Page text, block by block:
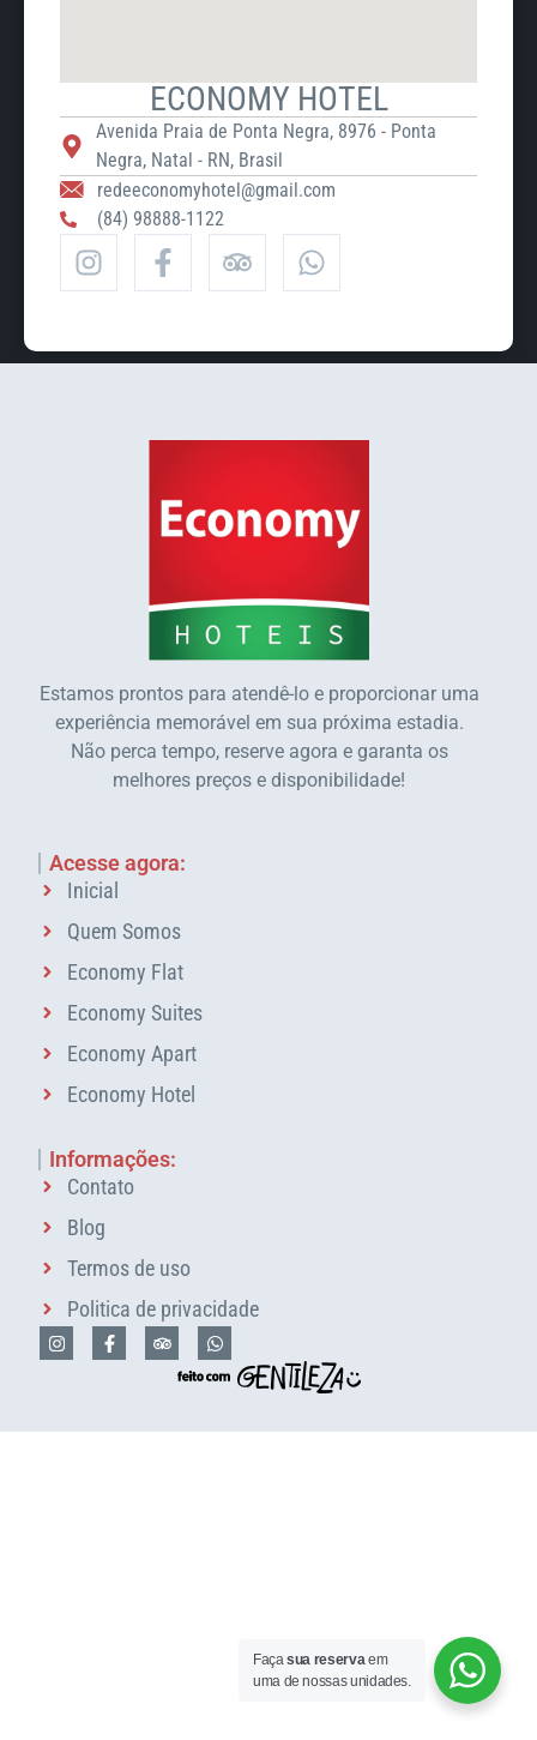
ECONOMY HOTEL
Avenida Praia de Ponta Negra, 8976 - Ponta
Negra, Natal - RN, Brasil
redeeconomyhotel@gmail.com
(84) 98888-1122
Estamos prontos para atendê-lo e proporcionar uma
experiência memorável em sua próxima estadia.
Não perca tempo, reserve agora e garanta os
melhores preços e disponibilidade!
Acesse agora:
Inicial
Quem Somos
Economy Flat
Economy Suites
Economy Apart
Economy Hotel
Informações:
Contato
Blog
Termos de uso
Politica de privacidade
Façasua reservaem
uma de nossas unidades.